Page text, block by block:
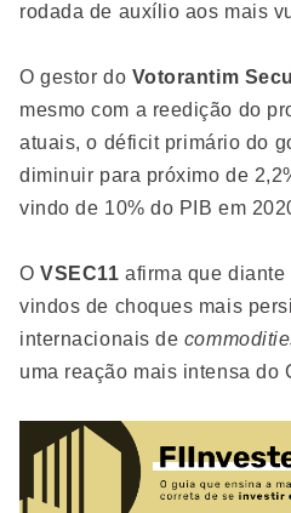
rodada de auxílio aos mais
O gestor do Votorantim
mesmo com a reedição do
atuais, o déficit primário do
diminuir para próximo de
vindo de 10% do PIB em
OVSEC11 afirma que
vindos de choques mais
internacionais de
uma reação mais intensa do